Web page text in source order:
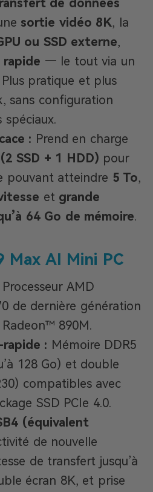
de données
sortie vidéo 8K, la
ou SSD externe,
rapide — le tout via un
Plus pratique et plus
sans configuration
: Prend en charge
SSD + 1 HDD) pour
pouvant atteindre 5 To,
et grande
64 Go de mémoire.
Max AI Mini PC
Processeur AMD
de dernière génération
890M.
: Mémoire DDR5
128 Go) et double
compatibles avec
SSD PCIe 4.0.
(équivalent
de nouvelle
de transfert jusqu’à
écran 8K, et prise